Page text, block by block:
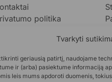
Tvarkyti
geriausią patirtį, naudojame
ir (arba) pasiektume informaciją
leis mums apdoroti duomenis,
politika